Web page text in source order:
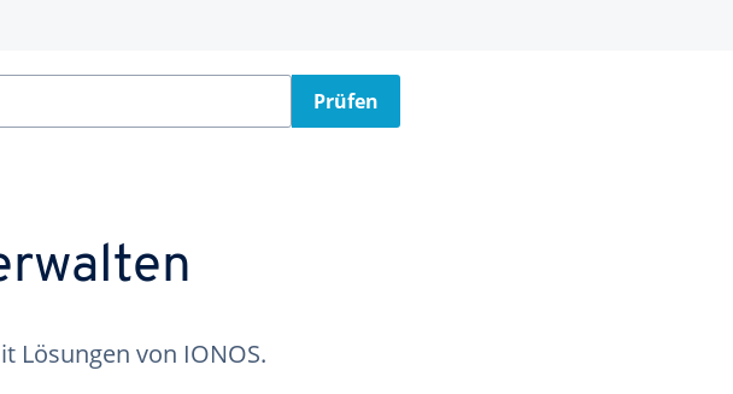
Prüfen
Lösungen von IONOS.